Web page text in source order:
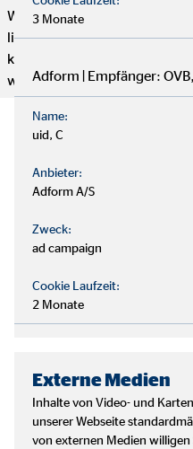
Wenn du genug von einem
lieber selbstständig arbeiten
kompetenten und
willst, dann bist du hier
3 Monate
Adform | Empfänger:
Name:
uid, C
Anbieter:
Adform A/S
Zweck:
ad campaign
Cookie Laufzeit:
2 Monate
Externe Medien
Inhalte von Video- und
unserer Webseite
von externen Medien